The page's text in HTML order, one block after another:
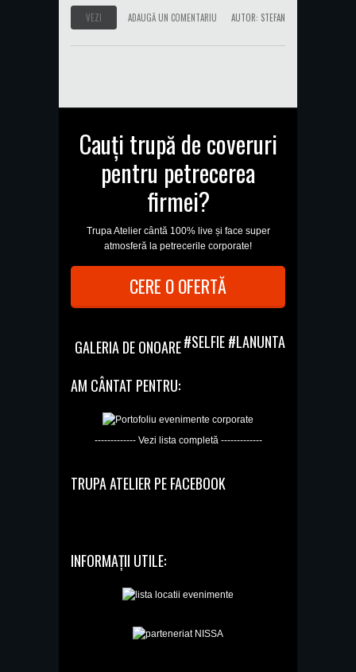
VEZI ADAUGĂ UN COMENTARIU AUTOR: STEFAN
Cauți trupă de coveruri
pentru petrecerea
firmei?
Trupa Atelier cântă 100% live și face super
atmosferă la petrecerile corporate!
CERE O OFERTĂ
GALERIA DE ONOARE#SELFIE #LANUNTA
AM CÂNTAT PENTRU:
------------- Vezi lista completă -------------
TRUPA ATELIER PE FACEBOOK
INFORMAȚII UTILE: